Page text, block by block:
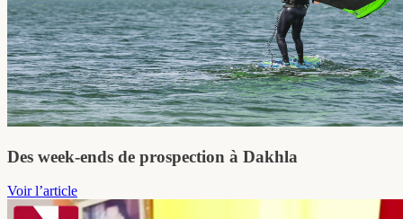
Des week-ends de prospection à Dakhla
Voir l’article